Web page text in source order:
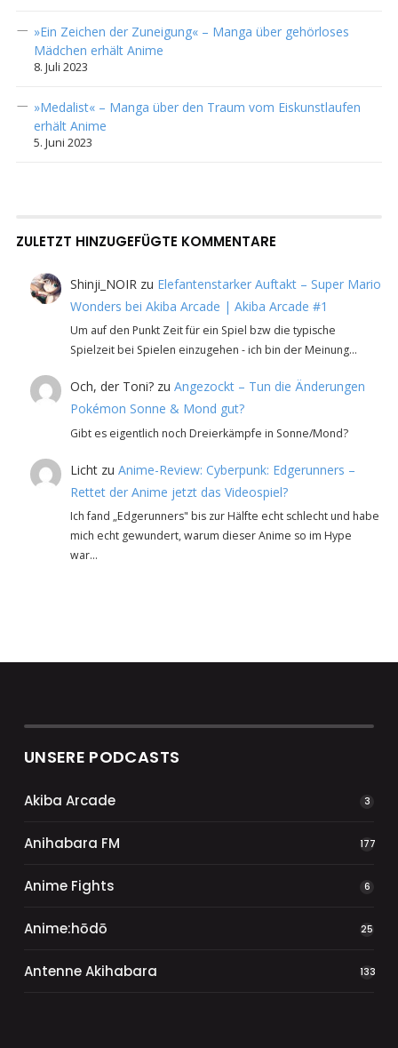
»Ein Zeichen der Zuneigung« – Manga über gehörloses
Mädchen erhält Anime
8. Juli 2023
»Medalist« – Manga über den Traum vom Eiskunstlaufen
erhält Anime
5. Juni 2023
ZULETZT HINZUGEFÜGTE KOMMENTARE
Shinji_NOIR zu Elefantenstarker Auftakt – Super Mario
Wonders bei Akiba Arcade | Akiba Arcade #1
Um auf den Punkt Zeit für ein Spiel bzw die typische
Spielzeit bei Spielen einzugehen - ich bin der Meinung…
Och, der Toni? zuAngezockt – Tun die Änderungen
Pokémon Sonne & Mond gut?
Gibt es eigentlich noch Dreierkämpfe in Sonne/Mond?
Licht zuAnime-Review: Cyberpunk: Edgerunners –
Rettet der Anime jetzt das Videospiel?
Ich fand „Edgerunners" bis zur Hälfte echt schlecht und habe
mich echt gewundert, warum dieser Anime so im Hype
war…
UNSERE PODCASTS
Akiba Arcade 3
Anihabara FM 177
Anime Fights 6
Anime:hōdō 25
Antenne Akihabara 133